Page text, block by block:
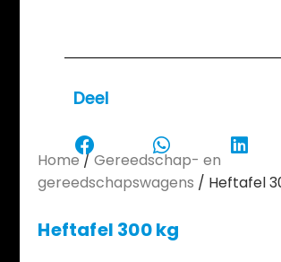
Home/Gereedschap- en
gereedschapswagens / Heftafel
Heftafel 300 kg
Deel